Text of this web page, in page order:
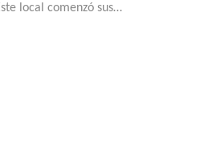
local comenzó sus…